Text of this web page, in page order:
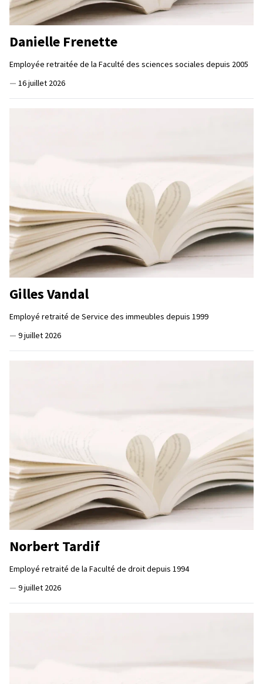
Danielle Frenette
Employée retraitée de la Faculté des sciences sociales depuis 2005
— 16 juillet 2026
Gilles Vandal
Employé retraité de Service des immeubles depuis 1999
— 9 juillet 2026
Norbert Tardif
Employé retraité de la Faculté de droit depuis 1994
— 9 juillet 2026